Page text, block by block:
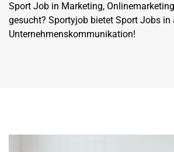
Sport Job in Marketing,
gesucht? Sportyjob bietet Sport Jobs in
Unternehmenskommunikation!